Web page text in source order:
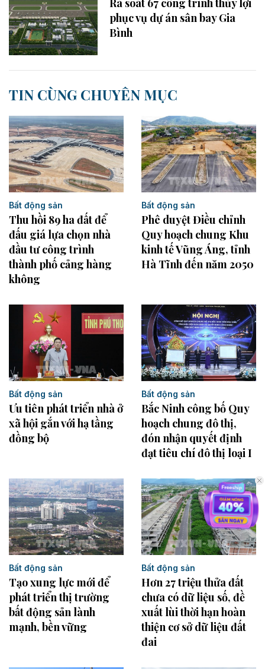
Rà soát 67 công trình thủy lợi
phục vụ dự án sân bay Gia
Bình
TIN CÙNG CHUYÊN MỤC
Bất động sản
Thu hồi 89 ha đất để
đấu giá lựa chọn nhà
đầu tư công trình
thành phố cảng hàng
không
Bất động sản
Phê duyệt Điều chỉnh
Quy hoạch chung Khu
kinh tế Vũng Áng, tỉnh
Hà Tĩnh đến năm 2050
Bất động sản
Ưu tiên phát triển nhà ở
xã hội gắn với hạ tầng
đồng bộ
Bất động sản
Bắc Ninh công bố Quy
hoạch chung đô thị,
đón nhận quyết định
đạt tiêu chí đô thị loại I
Bất động sản
Tạo xung lực mới để
phát triển thị trường
bất động sản lành
mạnh, bền vững
Bất động sản
Hơn 27 triệu thửa đất
chưa có dữ liệu số, đề
xuất lùi thời hạn hoàn
thiện cơ sở dữ liệu đất
đai